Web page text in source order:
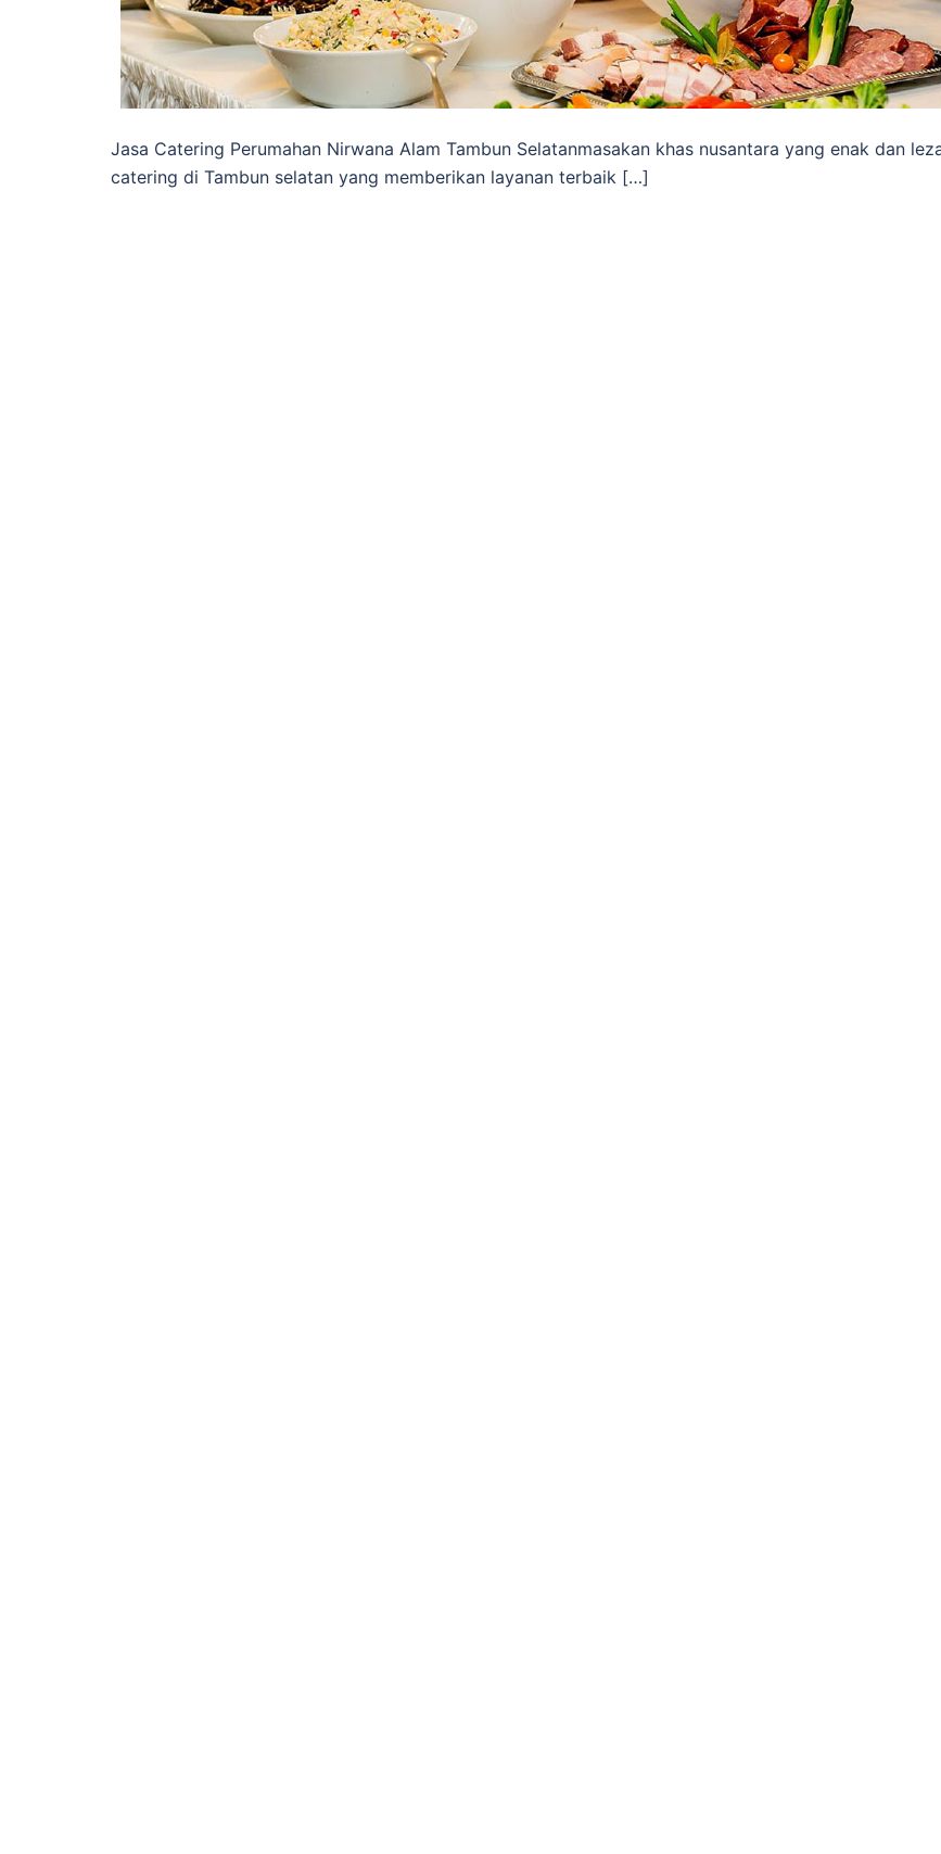
Jasa Catering Perumahan Nirwana Alam Tambun Selatanmasakan khas nusantara yang enak dan
catering di Tambun selatan yang memberikan layanan terbaik […]